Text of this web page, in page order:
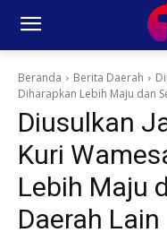
Beranda Berita Daerah
Diharapkan Lebih Maju dan
Diusulkan
Kuri
Lebih Maju
Daerah Lain